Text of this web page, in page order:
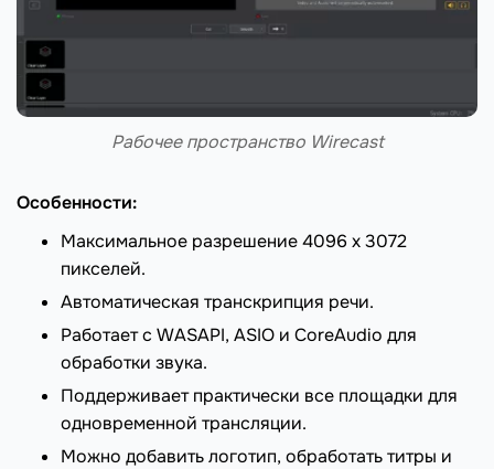
Рабочее пространство Wirecast
Особенности:
Максимальное разрешение 4096 х 3072
пикселей.
Автоматическая транскрипция речи.
Работает с WASAPI, ASIO и CoreAudio для
обработки звука.
Поддерживает практически все площадки для
одновременной трансляции.
Можно добавить логотип, обработать титры и